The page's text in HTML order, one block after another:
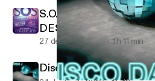
S.O.S. YOUR FINAL
DESTINATION
27 de ene de 2011 1 h 11 min
Disco Dancin